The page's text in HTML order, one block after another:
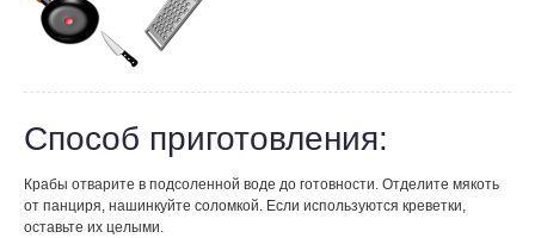
Способ приготовления:
Крабы отварите в подсоленной воде до готовности. Отделите мякоть
от панциря, нашинкуйте соломкой. Если используются креветки,
оставьте их целыми.